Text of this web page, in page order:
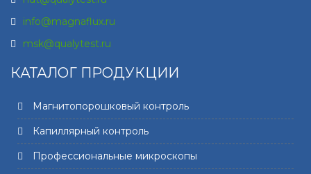
info@magnaflux.ru
msk@qualytest.ru
КАТАЛОГ ПРОДУКЦИИ
Магнитопорошковый контроль
Капиллярный контроль
Профессиональные микроскопы